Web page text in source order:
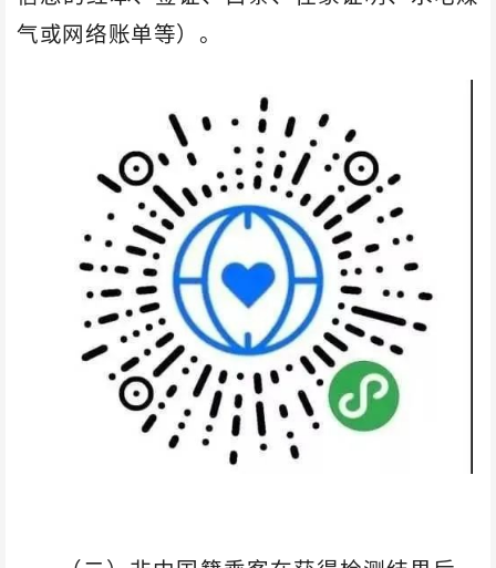
气或网络账单等）。